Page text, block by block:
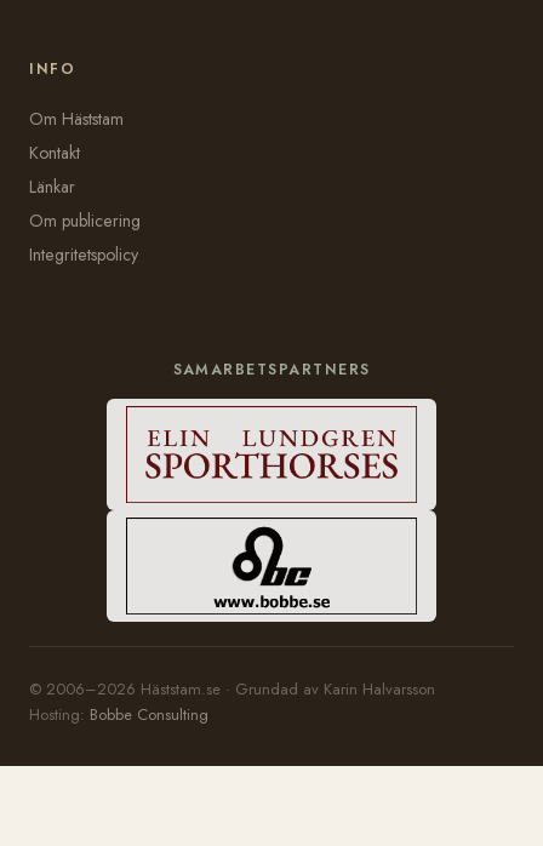
INFO
Om Häststam
Kontakt
Länkar
Om publicering
Integritetspolicy
SAMARBETSPARTNERS
© 2006–2026 Häststam.se · Grundad av Karin Halvarsson
Hosting: Bobbe Consulting